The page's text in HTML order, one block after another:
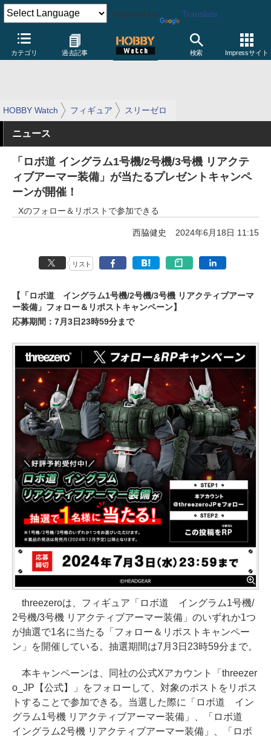
Powered by Translate
カテゴリ 過去記事 検索 Impressサイト
HOBBY Watch フィギュア スリーゼロ
ニュース
「ロボ道 イングラム1号機/2号機/3号機 リアクテ
ィブアーマー装備」が当たるプレゼントキャンペ
ーンが開催！
Xのフォロー＆リポストで参加できる
西脇健史 2024年6月18日 11:15
リスト
【「ロボ道 イングラム1号機/2号機/3号機 リアクティブアーマ
ー装備」フォロー＆リポストキャンペーン】
応募期間：7月3日23時59分まで
threezeroは、フィギュア「ロボ道 イングラム1号機/
2号機/3号機 リアクティブアーマー装備」のいずれか1つ
が抽選で1名に当たる「フォロー＆リポストキャンペー
ン」を開催している。抽選期間は7月3日23時59分まで。
本キャンペーンは、同社の公式Xアカウント「threezer
o_JP【公式】」をフォローして、対象のポストをリポス
トすることで参加できる。当選した際に「ロボ道 イン
グラム1号機 リアクティブアーマー装備」、「ロボ道
イングラム2号機 リアクティブアーマー装備」、「ロボ